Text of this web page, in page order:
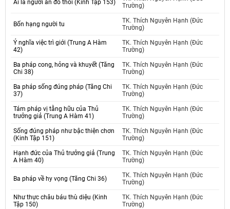
Ai là người ăn đồ thối (Kinh Tập 153)
Trường)
Bốn hạng người tu
TK. Thích Nguyên Hạnh (Đức
Trường)
Ý nghĩa việc trì giới (Trung A Hàm
42)
TK. Thích Nguyên Hạnh (Đức
Trường)
Ba pháp cong, hỏng và khuyết (Tăng
Chi 38)
TK. Thích Nguyên Hạnh (Đức
Trường)
Ba pháp sống đúng pháp (Tăng Chi
37)
TK. Thích Nguyên Hạnh (Đức
Trường)
Tám pháp vị tằng hữu của Thủ
trưởng giả (Trung A Hàm 41)
TK. Thích Nguyên Hạnh (Đức
Trường)
Sống đúng pháp như bậc thiện chơn
(Kinh Tập 151)
TK. Thích Nguyên Hạnh (Đức
Trường)
Hạnh đức của Thủ trưởng giả (Trung
A Hàm 40)
TK. Thích Nguyên Hạnh (Đức
Trường)
Ba pháp về hy vọng (Tăng Chi 36)
TK. Thích Nguyên Hạnh (Đức
Trường)
Như thực châu báu thù diệu (Kinh
Tập 150)
TK. Thích Nguyên Hạnh (Đức
Trường)